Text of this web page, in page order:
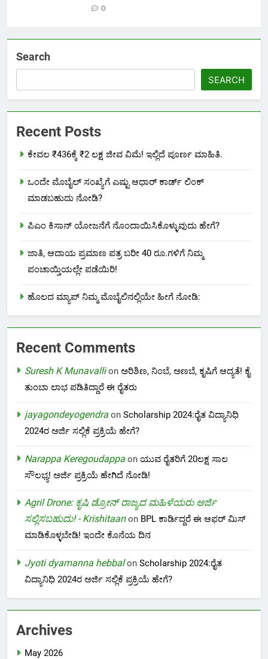
0
Search
SEARCH
Recent Posts
ಕೇವಲ ₹436ಕ್ಕೆ ₹2 ಲಕ್ಷ ಜೀವ ವಿಮೆ! ಇಲ್ಲಿದೆ ಪೂರ್ಣ ಮಾಹಿತಿ.
ಒಂದೇ ಮೊಬೈಲ್ ಸಂಖ್ಯೆಗೆ ಎಷ್ಟು ಆಧಾರ್ ಕಾರ್ಡ್ ಲಿಂಕ್
ಮಾಡಬಹುದು ನೋಡಿ?
ಪಿಎಂ ಕಿಸಾನ್ ಯೋಜನೆಗೆ ನೊಂದಾಯಿಸಿಕೊಳ್ಳುವುದು ಹೇಗೆ?
ಜಾತಿ, ಆದಾಯ ಪ್ರಮಾಣ ಪತ್ರ ಬರೀ 40 ರೂ.ಗಳಿಗೆ ನಿಮ್ಮ
ಪಂಚಾಯ್ತಿಯಲ್ಲೇ ಪಡೆಯಿರಿ!
ಹೊಲದ ಮ್ಯಾಪ್ ನಿಮ್ಮ ಮೊಬೈಲಿನಲ್ಲಿಯೇ ಹೀಗೆ ನೋಡಿ:
Recent Comments
Suresh K Munavallion ಅರಿಶಿಣ, ನಿಂಬೆ, ಅಣಬೆ, ಕೃಷಿಗೆ ಆದ್ಯತೆ! ಕೈ
ತುಂಬಾ ಲಾಭ ಪಡಿತಿದ್ದಾರೆ ಈ ರೈತರು
jayagondeyogendra on Scholarship 2024:ರೈತ ವಿದ್ಯಾನಿಧಿ
2024ರ ಅರ್ಜಿ ಸಲ್ಲಿಕೆ ಪ್ರಕ್ರಿಯೆ ಹೇಗೆ?
Narappa Keregoudappa on ಯುವ ರೈತರಿಗೆ 20ಲಕ್ಷ ಸಾಲ
ಸೌಲಭ್ಯ! ಅರ್ಜಿ ಪ್ರಕ್ರಿಯೆ ಹೇಗಿದೆ ನೋಡಿ!
Agril Drone: ಕೃಷಿ ಡ್ರೋನ್ ರಾಜ್ಯದ ಮಹಿಳೆಯರು ಅರ್ಜಿ
ಸಲ್ಲಿಸಬಹುದು! - Krishitaanon BPL ಕಾರ್ಡಿದ್ದರೆ ಈ ಆಫರ್ ಮಿಸ್
ಮಾಡಿಕೊಳ್ಳಬೇಡಿ! ಇಂದೇ ಕೊನೆಯ ದಿನ
Jyoti dyamanna hebbalon Scholarship 2024:ರೈತ
ವಿದ್ಯಾನಿಧಿ 2024ರ ಅರ್ಜಿ ಸಲ್ಲಿಕೆ ಪ್ರಕ್ರಿಯೆ ಹೇಗೆ?
Archives
May 2026